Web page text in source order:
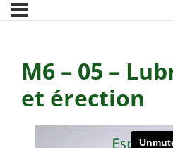
M6 – 05 –
et érection